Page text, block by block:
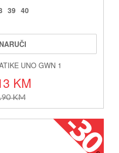
39 40
NARUČI
UNO GWN 1
KM
KM